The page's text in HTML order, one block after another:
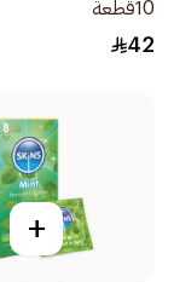
10قطعة
42
+